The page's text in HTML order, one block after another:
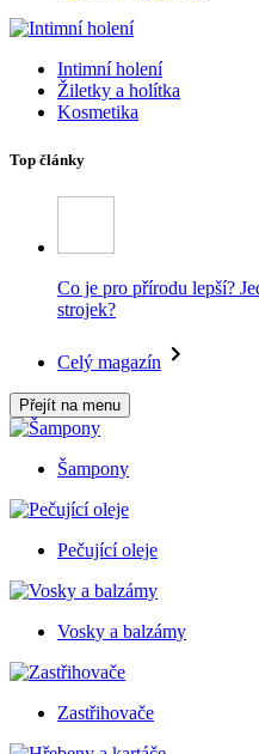
Intimní holení
Žiletky a holítka
Kosmetika
Top články
Co je pro přírodu lepší?
strojek?
Celý magazín
Přejít na menu
Šampony
Pečující oleje
Vosky a balzámy
Zastřihovače